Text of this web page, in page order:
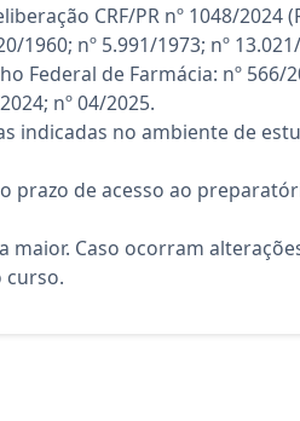
CRF/PR nº 1048/2024
nº 5.991/1973; nº
Federal de Farmácia: nº 566/
nº 04/2025.
indicadas no ambiente de
de acesso ao
Caso ocorram
curso.